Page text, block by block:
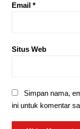
Email *
Situs Web
Simpan nama,
ini untuk komentar